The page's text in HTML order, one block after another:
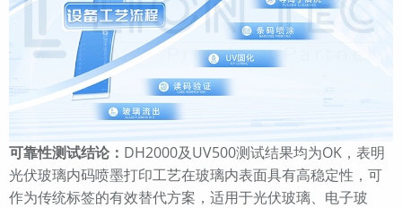
可靠性测试结论： DH2000及UV500测试结果均为OK，表明
光伏玻璃内码喷墨打印工艺在玻璃内表面具有高稳定性，可
作为传统标签的有效替代方案，适用于光伏玻璃、电子玻